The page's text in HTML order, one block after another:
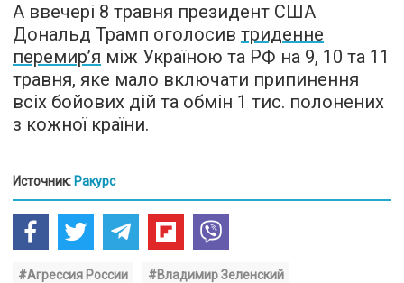
А ввечері 8 травня президент США
Дональд Трамп оголосив триденне
перемир’я між Україною та РФ на 9, 10 та 11
травня, яке мало включати припинення
всіх бойових дій та обмін 1 тис. полонених
з кожної країни.
Источник: Ракурс
#Агрессия России #Владимир Зеленский